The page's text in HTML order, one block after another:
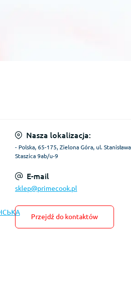
Nasza lokalizacja:
- Polska, 65-175, Zielona Góra, ul. Stanisława
Staszica 9ab/u-9
E-mail
sklep@primecook.pl
Przejdź do kontaktów